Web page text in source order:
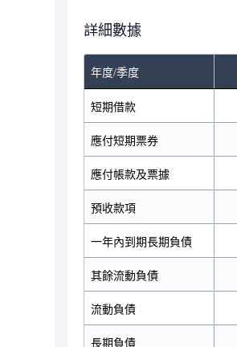
詳細數據
年度/季度
短期借款
應付短期票券
應付帳款及票據
預收款項
一年內到期長期負債
其餘流動負債
流動負債
長期負債